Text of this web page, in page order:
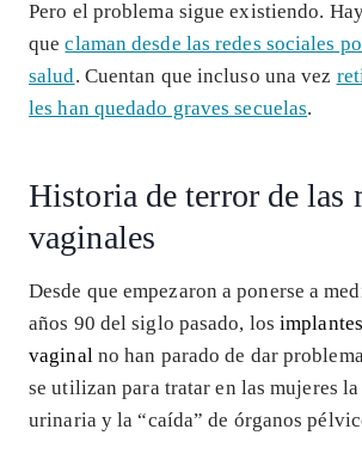
Pero el problema sigue existiendo.
queclaman desde las redes sociales
salud. Cuentan que incluso una vez
les han quedado graves secuelas.
Historia de terror de las
vaginales
Desde que empezaron a ponerse a
años 90 del siglo pasado, los
vaginal no han parado de dar
se utilizan para tratar en las mujeres
urinaria y la “caída” de órganos